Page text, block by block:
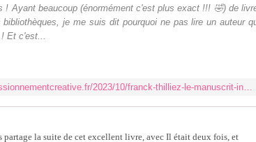
! Ayant beaucoup (énormément c'est plus exact !!! 🤣) de
je me suis dit pourquoi ne pas lire un auteur
Et c'est...
la suite de cet excellent livre, avec Il était deux fois, et